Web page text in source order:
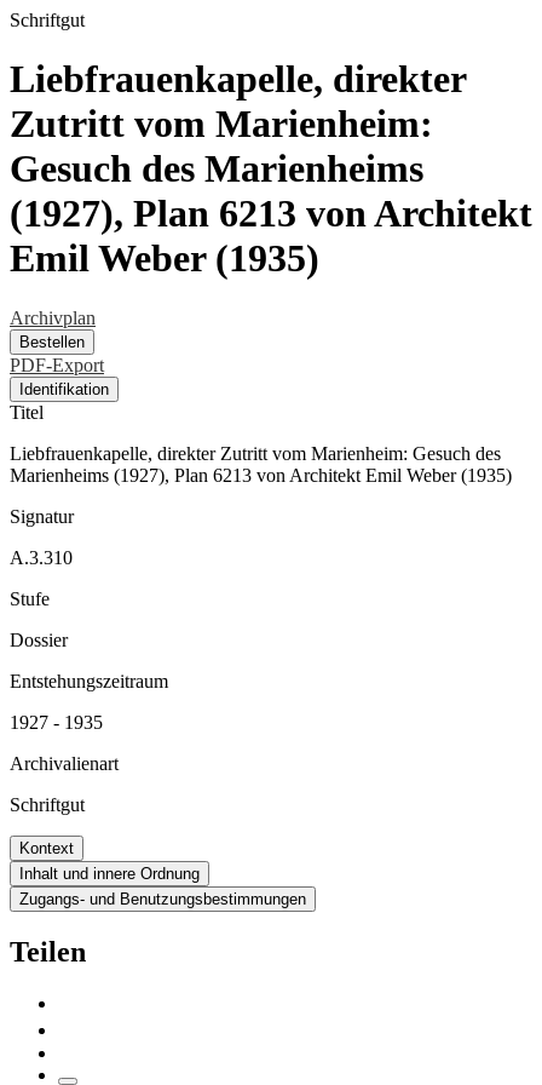
Schriftgut
Liebfrauenkapelle, direkter
Zutritt vom Marienheim:
Gesuch des Marienheims
(1927), Plan 6213 von Architekt
Emil Weber (1935)
Archivplan
Bestellen
PDF-Export
Identifikation
Titel
Liebfrauenkapelle, direkter Zutritt vom Marienheim: Gesuch des
Marienheims (1927), Plan 6213 von Architekt Emil Weber (1935)
Signatur
A.3.310
Stufe
Dossier
Entstehungszeitraum
1927 - 1935
Archivalienart
Schriftgut
Kontext
Inhalt und innere Ordnung
Zugangs- und Benutzungsbestimmungen
Teilen